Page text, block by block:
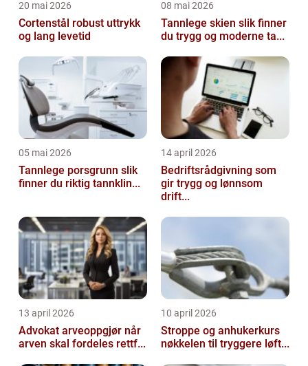
20 mai 2026
Cortenstål robust uttrykk
og lang levetid
08 mai 2026
Tannlege skien slik finner
du trygg og moderne ta...
05 mai 2026
Tannlege porsgrunn slik
finner du riktig tannklin...
14 april 2026
Bedriftsrådgivning som
gir trygg og lønnsom
drift...
13 april 2026
Advokat arveoppgjør når
arven skal fordeles rettf...
10 april 2026
Stroppe og anhukerkurs
nøkkelen til tryggere løft...